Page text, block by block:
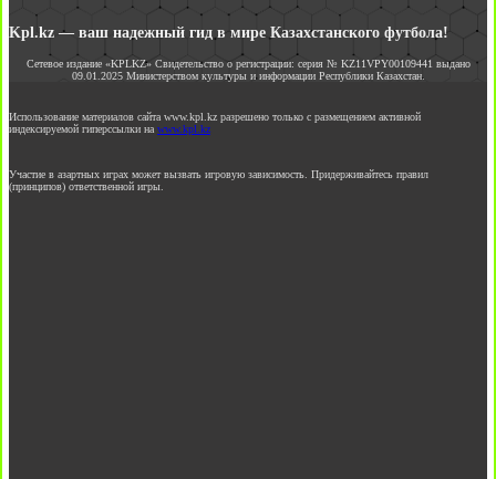
Kpl.kz — ваш надежный гид в мире Казахстанского футбола!
Сетевое издание «KPLKZ» Свидетельство о регистрации: серия № KZ11VPY00109441 выдано
09.01.2025 Министерством культуры и информации Республики Казахстан.
Использование материалов сайта www.kpl.kz разрешено только с размещением активной
индексируемой гиперссылки на www.kpl.kz
Участие в азартных играх может вызвать игровую зависимость. Придерживайтесь правил
(принципов) ответственной игры.